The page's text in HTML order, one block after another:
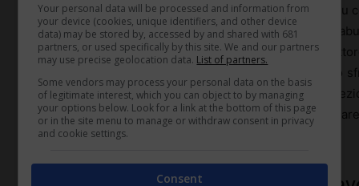
educazione civica, i giovani possono essere istruiti su
le istituzioni possono supportarli in situazioni di
organizzazioni non governative che operano nel
creando reti di supporto per coloro che subiscono lo
ricorrendo a specialisti del diritto durante le ore di
gli studenti con le conoscenze necessarie per
per non tollerare lo sfruttamento nel silenzio.
Your personal data will be processed and information from
your device (cookies, unique identifiers, and other device
data) may be stored by, accessed by and shared with 681
partners, or used specifically by this site. We and our partners
may use precise geolocation data. List of partners.
Some vendors may process your personal data on the basis
of legitimate interest, which you can object to by managing
your options below. Look for a link at the bottom of this page
or in the site menu to manage or withdraw consent in privacy
and cookie settings.
Consent